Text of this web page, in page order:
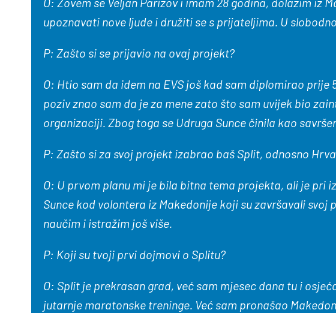
upoznavati nove ljude i družiti se s prijateljima. U
P: Zašto si se prijavio na ovaj projekt?
O: Htio sam da idem na EVS još kad sam diplomirao
poziv znao sam da je za mene zato što sam uvijek bio
organizaciji. Zbog toga se Udruga Sunce činila kao
P: Zašto si za svoj projekt izabrao baš Split, odnosno
O: U prvom planu mi je bila bitna tema projekta, ali je pri
Sunce kod volontera iz Makedonije koji su završavali
naučim i istražim još više.
P: Koji su tvoji prvi dojmovi o Splitu?
O: Split je prekrasan grad, već sam mjesec dana tu i
jutarnje maratonske treninge. Već sam pronašao